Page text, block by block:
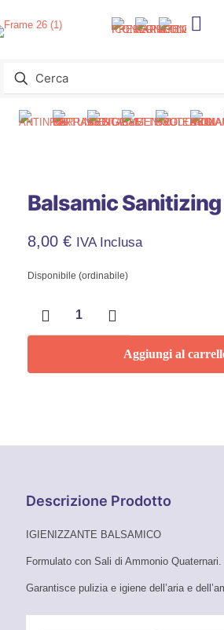
Balsamic Sanitizing
8,00 € IVA Inclusa
Disponibile (ordinabile)
Faren
Aggiungi al
Descrizione Prodotto
IGIENIZZANTE BALSAMICO
Formulato con Sali di Ammonio Quaternari.
Garantisce pulizia e igiene dell’aria e